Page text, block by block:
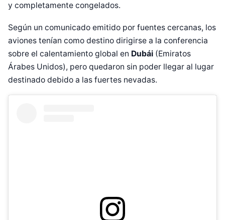
y completamente congelados.
Según un comunicado emitido por fuentes cercanas, los
aviones tenían como destino dirigirse a la conferencia
sobre el calentamiento global en Dubái (Emiratos
Árabes Unidos), pero quedaron sin poder llegar al lugar
destinado debido a las fuertes nevadas.